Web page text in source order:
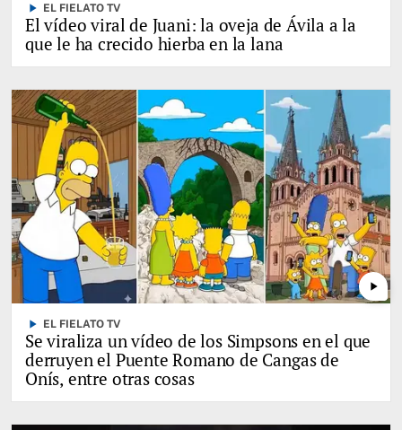
play_arrow EL FIELATO TV
El vídeo viral de Juani: la oveja de Ávila a la
que le ha crecido hierba en la lana
play_arrow
play_arrow EL FIELATO TV
Se viraliza un vídeo de los Simpsons en el que
derruyen el Puente Romano de Cangas de
Onís, entre otras cosas